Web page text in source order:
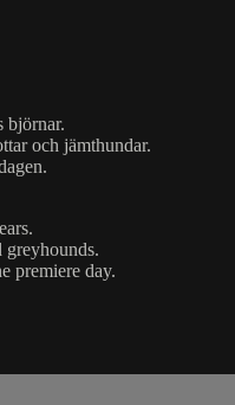
björnar.
och jämthundar.
premiere day.